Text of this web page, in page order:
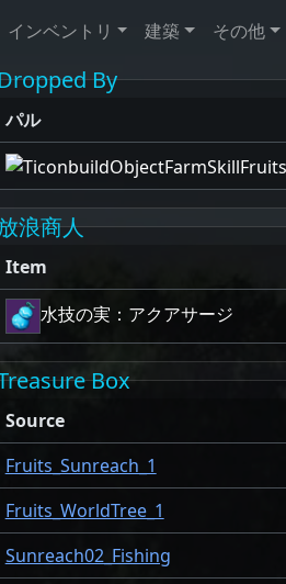
インベントリ 建築 その他
By
パル
浪商人
Item
水技の実：アクアサージ
Box
Source
Fruits_Sunreach_1
Fruits_WorldTree_1
Sunreach02_Fishing